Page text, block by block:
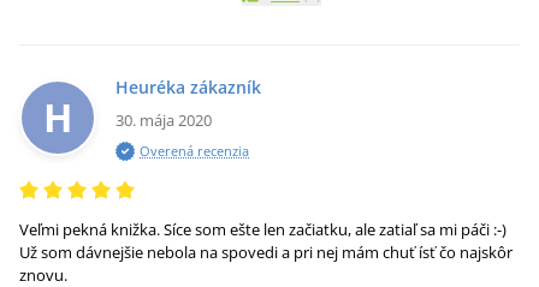
H
Heuréka zákazník
30. mája 2020
Overená recenzia
Veľmi pekná knižka. Síce som ešte len začiatku, ale zatiaľ sa mi páči :-)
Už som dávnejšie nebola na spovedi a pri nej mám chuť ísť čo najskôr
znovu.